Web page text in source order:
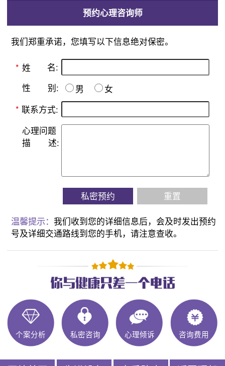
预约心理咨询师
我们郑重承诺，您填写以下信息绝对保密。
* 姓 名:
性 别: 男
女
* 联系方式:
心理问题
描
述:
私密预约 重置
温馨提示：我们收到您的详细信息后，会及时发出预约
号及详细交通路线到您的手机，请注意查收。
个案分析 私密咨询 心理倾诉 咨询费用